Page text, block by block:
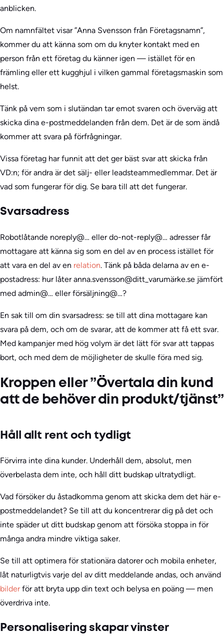
anblicken.
Om namnfältet visar ”Anna Svensson från Företagsnamn”,
kommer du att känna som om du knyter kontakt med en
person från ett företag du känner igen — istället för en
främling eller ett kugghjul i vilken gammal företagsmaskin som
helst.
Tänk på vem som i slutändan tar emot svaren och överväg att
skicka dina e-postmeddelanden från dem. Det är de som ändå
kommer att svara på förfrågningar.
Vissa företag har funnit att det ger bäst svar att skicka från
VD:n; för andra är det sälj- eller leadsteammedlemmar. Det är
vad som fungerar för dig. Se bara till att det fungerar.
Svarsadress
Robotlåtande noreply@… eller do-not-reply@… adresser får
mottagare att känna sig som en del av en process istället för
att vara en del av en relation. Tänk på båda delarna av en e-
postadress: hur låter anna.svensson@ditt_varumärke.se jämfört
med admin@… eller försäljning@…?
En sak till om din svarsadress: se till att dina mottagare kan
svara på dem, och om de svarar, att de kommer att få ett svar.
Med kampanjer med hög volym är det lätt för svar att tappas
bort, och med dem de möjligheter de skulle föra med sig.
Kroppen eller ”Övertala din kund
att de behöver din produkt/tjänst”
Håll allt rent och tydligt
Förvirra inte dina kunder. Underhåll dem, absolut, men
överbelasta dem inte, och håll ditt budskap ultratydligt.
Vad försöker du åstadkomma genom att skicka dem det här e-
postmeddelandet? Se till att du koncentrerar dig på det och
inte späder ut ditt budskap genom att försöka stoppa in för
många andra mindre viktiga saker.
Se till att optimera för stationära datorer och mobila enheter,
låt naturligtvis varje del av ditt meddelande andas, och använd
bilderför att bryta upp din text och belysa en poäng — men
överdriva inte.
Personalisering skapar vinster